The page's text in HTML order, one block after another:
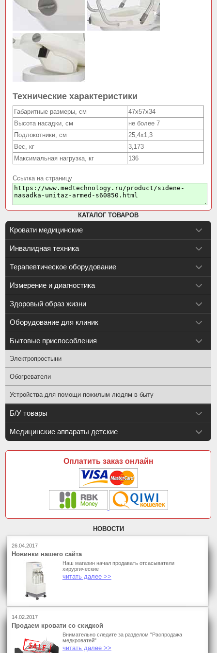
Технические характеристики
Габаритные размеры, см
47x57x34
Высота насадки, см
не более 7
Подлокотники, см
25,4х1,3
Вес, кг
3,173
Максимальная нагрузка, кг
136
Ссылка на страницу
КАТАЛОГ ТОВАРОВ
Кровати медицинские
Инвалидная техника
Терапевтическое оборудование
Измерение и диагностика
Здоровый образ жизни
Оборудование для клиник
Бытовые приспособления
Электропростыни
Обогреватели
Устройства для помощи пожилым людям в быту
Б/У товары
Медицинские аппараты детские
Оплатить заказ онлайн
НОВОСТИ
26.04.2017
Новинки нашего сайта
Наш магазин начал продавать отсасыватели
хирургические
читать далее >>
14.02.2017
Продаем кровати со скидкой
Внимательно следите за разделом "Распродажа
медкроватей"
читать далее >>